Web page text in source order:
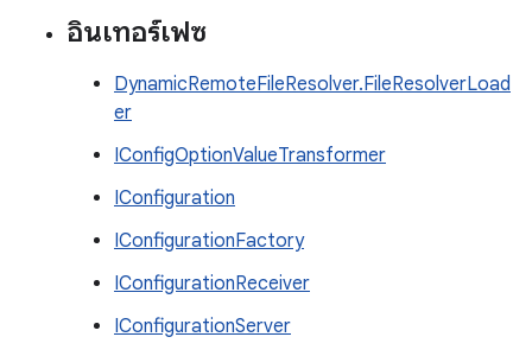
อินเทอร์เฟซ
DynamicRemoteFileResolver.FileResolverLoad
er
IConfigOptionValueTransformer
IConfiguration
IConfigurationFactory
IConfigurationReceiver
IConfigurationServer